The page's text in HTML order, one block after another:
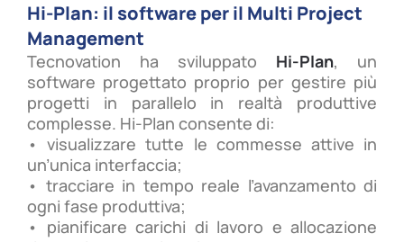
Hi-Plan: il software per il Multi Project
Management
Tecnovation ha sviluppato Hi-Plan, un
software progettato proprio per gestire più
progetti in parallelo in realtà produttive
complesse. Hi-Plan consente di:
• visualizzare tutte le commesse attive in
un’unica interfaccia;
• tracciare in tempo reale l’avanzamento di
ogni fase produttiva;
• pianificare carichi di lavoro e allocazione